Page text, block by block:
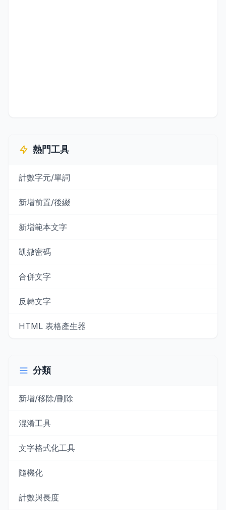
熱門工具
計數字元/單詞
新增前置/後綴
新增範本文字
凱撒密碼
合併文字
反轉文字
HTML 表格產生器
分類
新增/移除/刪除
混淆工具
文字格式化工具
隨機化
計數與長度